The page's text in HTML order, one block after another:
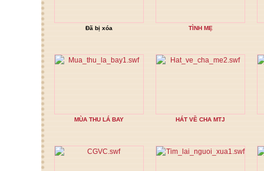
Đã bị xóa TÌNH MẸ
MÙA THU LÁ BAY HÁT VỀ CHA MTJ